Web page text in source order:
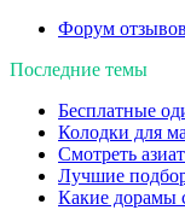
Форум
Последние темы
Бесплатные
Колодки для
Смотреть
Лучшие
Какие дорамы